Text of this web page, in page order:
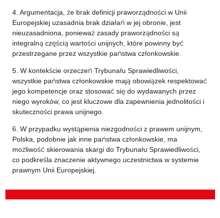
4. Argumentacja, że brak definicji praworządności w Unii
Europejskiej uzasadnia brak działań w jej obronie, jest
nieuzasadniona, ponieważ zasady praworządności są
integralną częścią wartości unijnych, które powinny być
przestrzegane przez wszystkie państwa członkowskie.
5. W kontekście orzeczeń Trybunału Sprawiedliwości,
wszystkie państwa członkowskie mają obowiązek respektować
jego kompetencje oraz stosować się do wydawanych przez
niego wyroków, co jest kluczowe dla zapewnienia jednolitości i
skuteczności prawa unijnego.
6. W przypadku wystąpienia niezgodności z prawem unijnym,
Polska, podobnie jak inne państwa członkowskie, ma
możliwość skierowania skargi do Trybunału Sprawiedliwości,
co podkreśla znaczenie aktywnego uczestnictwa w systemie
prawnym Unii Europejskiej.